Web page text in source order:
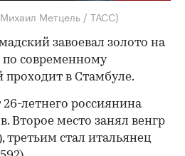
Метцель / ТАСС)
завоевал золото на
современному
в Стамбуле.
летнего россиянина
Второе место занял венгр
третьим стал итальянец